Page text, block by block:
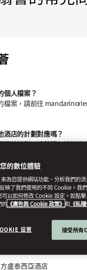
個人檔案？
檔案，請前往
酒店的計劃對應嗎？
獨特計劃，提供精心設計的
下酒店的預訂除外）將顯示
方酒店
盧泰西亞酒店
的數位體驗
為您提供網站功能、分析我們的
映了我們使用的不同 Cookie。我
以如何修改 Cookie 設定。如點
的 《廣告與 Cookie 政策》 和 《私
设置 接受所有